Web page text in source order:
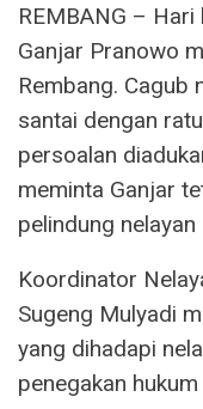
REMBANG –
Ganjar Pranowo
Rembang. Cagub
santai dengan
persoalan
meminta Ganjar
pelindung
Koordinator
Sugeng Mulyadi
yang dihadapi
penegakan